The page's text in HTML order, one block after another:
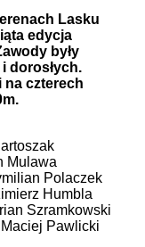
Lasku
edycja
były
dorosłych.
na czterech
Mulawa
Polaczek
Humbla
Szramkowski
Pawlicki